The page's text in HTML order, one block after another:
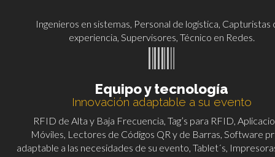
Ingenieros en sistemas, Personal de logística, Capturistas
experiencia, Supervisores, Técnico en Redes.
Equipo y tecnología
Innovación adaptable a su evento
RFID de Alta y Baja Frecuencia, Tag’s para RFID,
Móviles, Lectores de Códigos QR y de Barras, Software
adaptable a las necesidades de su evento, Tablet´s,